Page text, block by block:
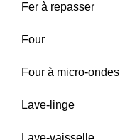
Fer à repasser
Four
Four à micro-ondes
Lave-linge
Lave-vaisselle